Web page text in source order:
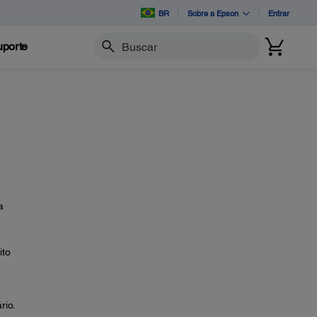
BR Sobre a Epson Entrar
Buscar